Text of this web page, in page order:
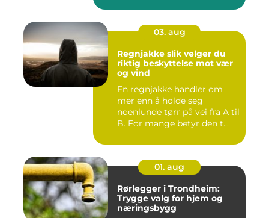
03. aug
Regnjakke slik velger du
riktig beskyttelse mot vær
og vind
En regnjakke handler om
mer enn å holde seg
noenlunde tørr på vei fra A til
B. For mange betyr den t...
01. aug
Rørlegger i Trondheim:
Trygge valg for hjem og
næringsbygg